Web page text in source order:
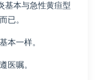
基本与急性黄疸型
已。
本一样。
医嘱。